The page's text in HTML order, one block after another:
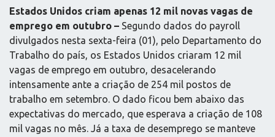
Estados Unidos criam apenas 12 mil novas vagas de
emprego em outubro – Segundo dados do payroll
divulgados nesta sexta-feira (01), pelo Departamento do
Trabalho do país, os Estados Unidos criaram 12 mil
vagas de emprego em outubro, desacelerando
intensamente ante a criação de 254 mil postos de
trabalho em setembro. O dado ficou bem abaixo das
expectativas do mercado, que esperava a criação de 108
mil vagas no mês. Já a taxa de desemprego se manteve